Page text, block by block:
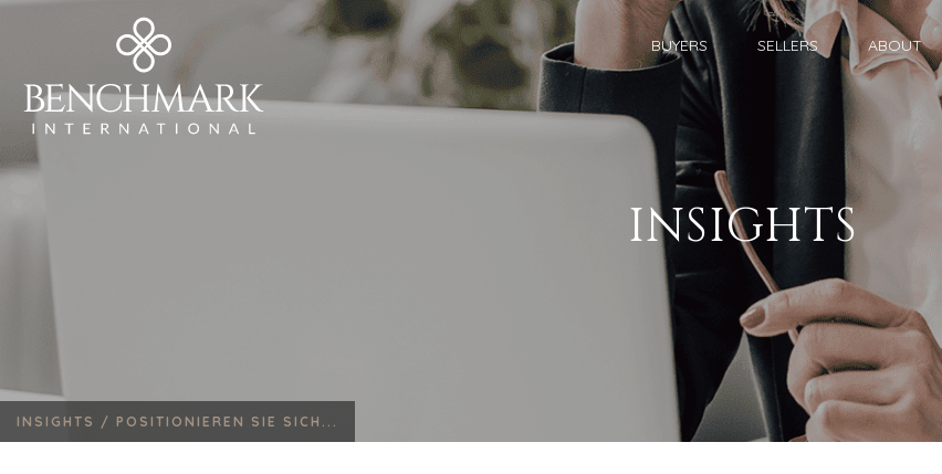
BUYERS SELLERS ABOUT
INSIGHTS
INSIGHTS / POSITIONIEREN SIE SICH...